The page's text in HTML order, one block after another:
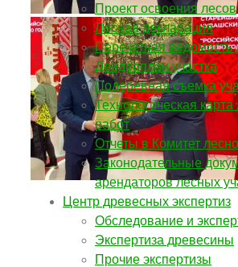
Проект освоения лесов
Лесная декларация
Перечетная ведомость
Дендроплан участка
Подеревная съемка
Технологическая
работ
Отчеты в Комитет
Законодательные
арендаторов лесных
Центр древесных экспертиз
Обследование и
Экспертиза древесины
Прочие экспертизы